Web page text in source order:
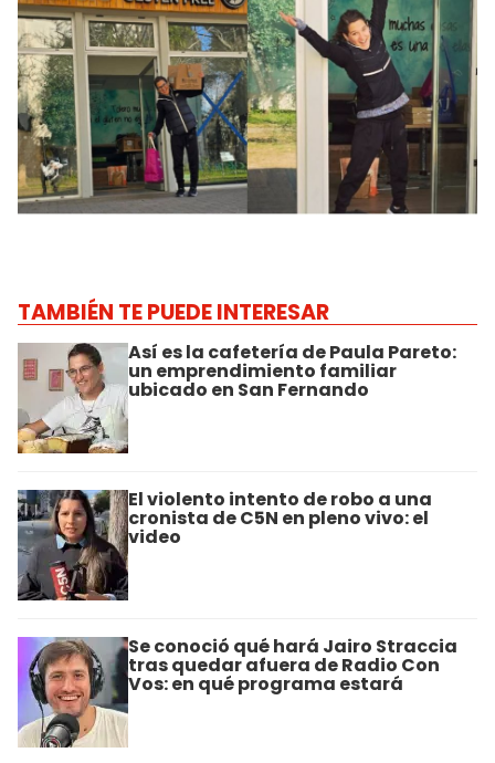
TAMBIÉN TE PUEDE INTERESAR
Así es la cafetería de Paula Pareto:
un emprendimiento familiar
ubicado en San Fernando
El violento intento de robo a una
cronista de C5N en pleno vivo: el
video
Se conoció qué hará Jairo Straccia
tras quedar afuera de Radio Con
Vos: en qué programa estará